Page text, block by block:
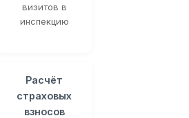
визитов в
инспекцию
Расчёт
страховых
взносов